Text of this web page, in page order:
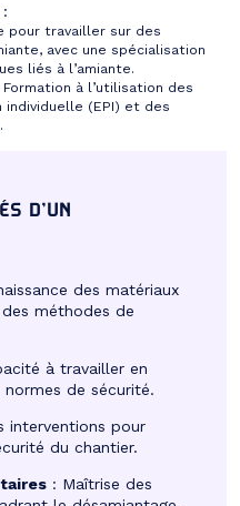
:
pour travailler sur des
avec une spécialisation
liés à l’amiante.
Formation à l’utilisation des
(EPI) et des
D’UN
des matériaux
méthodes de
à travailler en
de sécurité.
interventions pour
du chantier.
: Maîtrise des